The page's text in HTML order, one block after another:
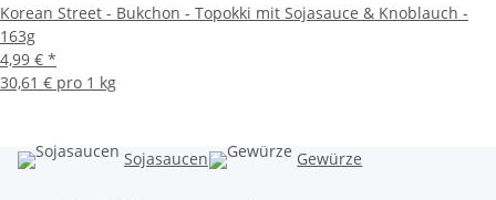
Korean Street - Bukchon - Topokki mit Sojasauce & Knoblauch -
163g
4,99 € *
30,61 € pro 1 kg
Sojasaucen Gewürze